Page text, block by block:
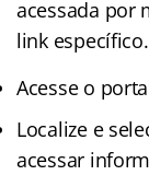
acessada por
link
Acesse o
Localize e
acessar